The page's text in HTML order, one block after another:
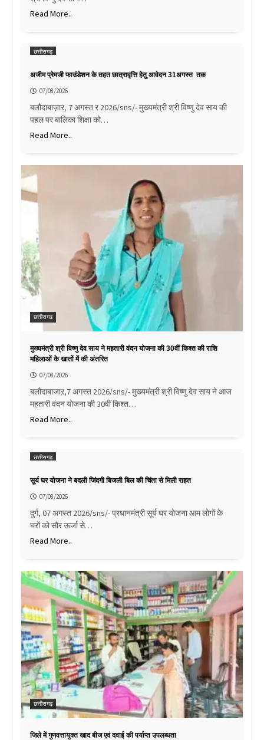
Read More..
छत्तीसगढ़
अजीम प्रेमजी फाउंडेशन के तहत छात्रावृत्ति हेतु आवेदन 31अगस्त तक
07/08/2026
बलौदाबाज़ार, 7 अगस्त र 2026/sns/- मुख्यमंत्री श्री विष्णु देव साय की
पहल पर बालिका शिक्षा को…
Read More..
छत्तीसगढ़
मुख्यमंत्री श्री विष्णु देव साय ने महतारी वंदन योजना की 30वीं किश्त की राशि
महिलाओं के खातों में की अंतरित
07/08/2026
बलौदाबाजाऱ,7 अगस्त 2026/sns/- मुख्यमंत्री श्री विष्णु देव साय ने आज
महतारी वंदन योजना की 30वीं किश्त…
Read More..
छत्तीसगढ़
सूर्य घर योजना ने बदली जिंदगी बिजली बिल की चिंता से मिली राहत
07/08/2026
दुर्ग, 07 अगस्त 2026/sns/- प्रधानमंत्री सूर्य घर योजना आम लोगों के
घरों को सौर ऊर्जा से…
Read More..
छत्तीसगढ़
जिले में गुणवत्तायुक्त खाद बीज एवं दवाई की पर्याप्त उपलब्धता